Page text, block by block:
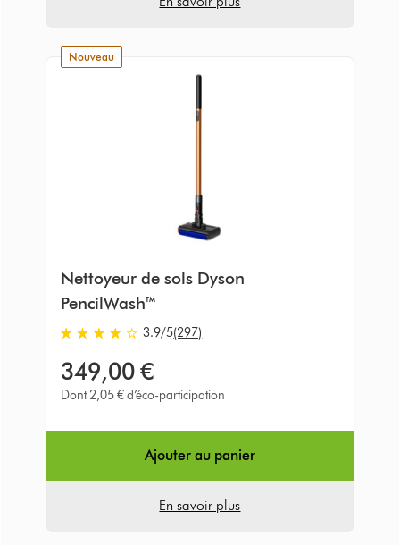
nouveau
Nettoyeur de sols Dyson
PencilWash™
3.9
stars
out
of
from
3.9/5(297)
349,00 €
Dont 2,05 € d’éco-participation
Ajouter au panier
En savoir plus